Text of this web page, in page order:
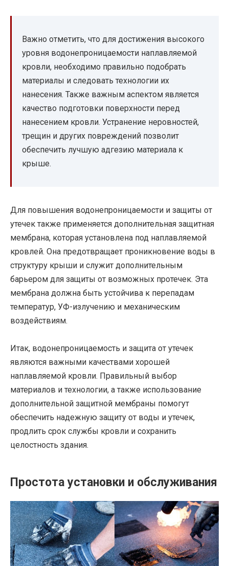
Важно отметить, что для достижения высокого
уровня водонепроницаемости наплавляемой
кровли, необходимо правильно подобрать
материалы и следовать технологии их
нанесения. Также важным аспектом является
качество подготовки поверхности перед
нанесением кровли. Устранение неровностей,
трещин и других повреждений позволит
обеспечить лучшую адгезию материала к
крыше.
Для повышения водонепроницаемости и защиты от
утечек также применяется дополнительная защитная
мембрана, которая установлена под наплавляемой
кровлей. Она предотвращает проникновение воды в
структуру крыши и служит дополнительным
барьером для защиты от возможных протечек. Эта
мембрана должна быть устойчива к перепадам
температур, УФ-излучению и механическим
воздействиям.
Итак, водонепроницаемость и защита от утечек
являются важными качествами хорошей
наплавляемой кровли. Правильный выбор
материалов и технологии, а также использование
дополнительной защитной мембраны помогут
обеспечить надежную защиту от воды и утечек,
продлить срок службы кровли и сохранить
целостность здания.
Простота установки и обслуживания